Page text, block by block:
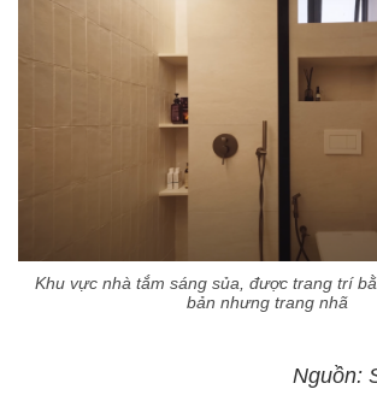
Khu vực nhà tắm sáng sủa, được trang trí
bản nhưng trang nhã
Nguồn: